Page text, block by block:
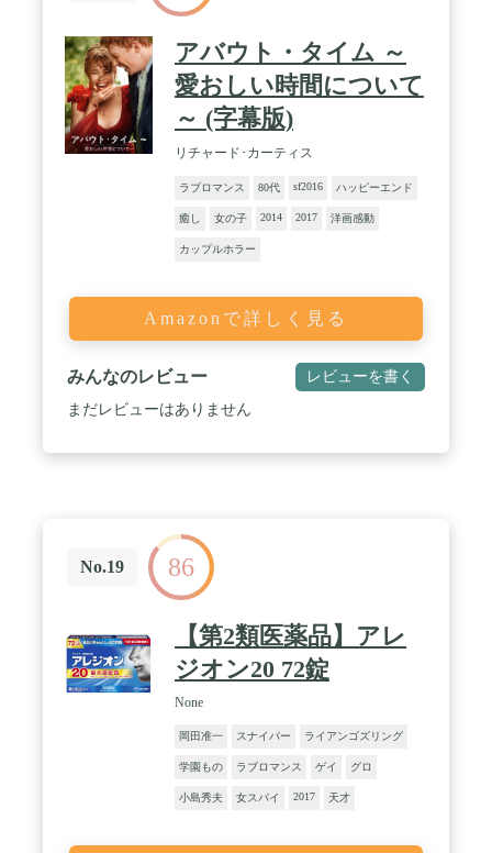
アバウト・タイム ～
愛おしい時間について
～ (字幕版)
リチャード･カーティス
ラブロマンス 80代 sf2016 ハッピーエンド
癒し 女の子 2014 2017 洋画感動
カップルホラー
Amazonで詳しく見る
みんなのレビュー レビューを書く
まだレビューはありません
No.19 86
【第2類医薬品】アレ
ジオン20 72錠
None
岡田准一 スナイパー ライアンゴズリング
学園もの ラブロマンス ゲイ グロ
小島秀夫 女スパイ 2017 天才